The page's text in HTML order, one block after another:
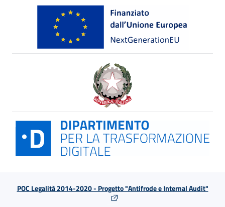
POC Legalità 2014-2020 - Progetto "Antifrode e Internal Audit"